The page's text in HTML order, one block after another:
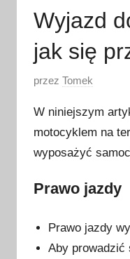
Wyjazd
jak się
O
u
b
l
k
w
a
przez Tomek
W niniejszym
motocyklem na
wyposażyć
Prawo jazdy
Prawo jazdy
Aby prowadzić